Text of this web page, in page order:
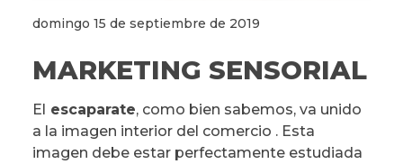
domingo 15 de septiembre de 2019
MARKETING SENSORIAL
El escaparate, como bien sabemos, va unido
a la imagen interior del comercio . Esta
imagen debe estar perfectamente estudiada